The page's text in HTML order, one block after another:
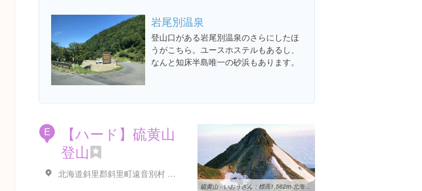
岩尾別温泉
登山口がある岩尾別温泉のさらにしたほ
うがこちら。ユースホステルもあるし、
なんと知床半島唯一の砂浜もあります。
E
【ハード】硫黄山
登山
北海道斜里郡斜里町遠音別村 硫黄山
硫黄山 - いおうざん：標高1,562m-北海道：知床半島 - Yamakei Online ...